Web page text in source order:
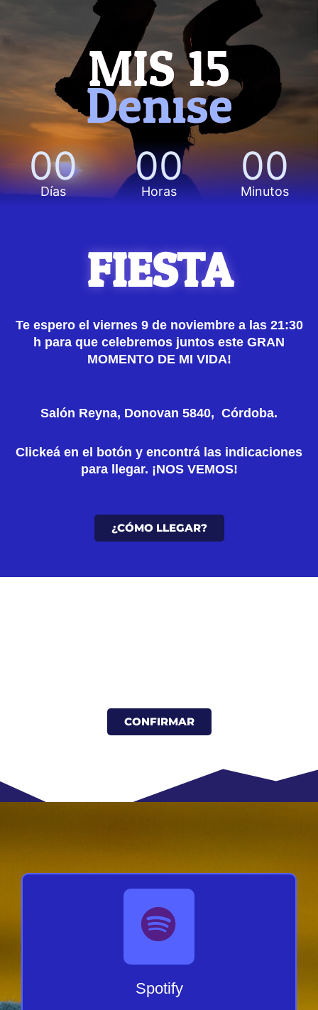
MIS 15
Denise
00
Días
00
Horas
00
Minutos
FIESTA
Te espero el viernes 9 de noviembre a las 21:30
h para que celebremos juntos este GRAN
MOMENTO DE MI VIDA!
Salón Reyna, Donovan 5840, Córdoba.
Clickeá en el botón y encontrá las indicaciones
para llegar. ¡NOS VEMOS!
¿CÓMO LLEGAR?
CONFIRMAR
Spotify